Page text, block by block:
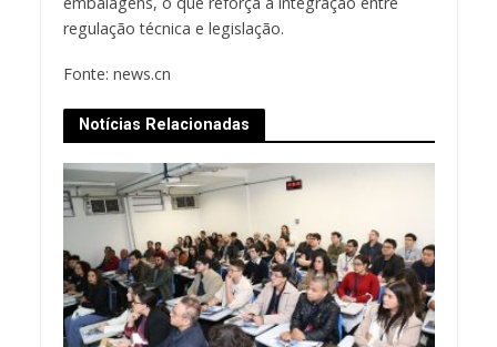
regulação técnica e legislação.
Fonte: news.cn
Notícias Relacionadas